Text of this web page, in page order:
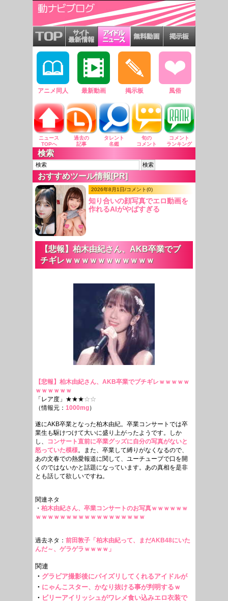
アニメ同人 最新動画 掲示板 風俗
ニュース
TOPへ
過去の
記事
タレント
名鑑
旬の
コメント
コメント
ランキング
検索
おすすめツール情報[PR]
2026年8月1日/コメント(0)
知り合いの顔写真でエロ動画を
作れるAIがやばすぎる
【悲報】柏木由紀さん、AKB卒業でブ
チギレｗｗｗｗｗｗｗｗｗｗｗ
【悲報】柏木由紀さん、AKB卒業でブチギレｗｗｗｗｗ
ｗｗｗｗｗｗ
「レア度」★★★☆☆
（情報元： 1000mg）
遂にAKB卒業となった柏木由紀。卒業コンサートでは卒
業生も駆けつけて大いに盛り上がったようです。しか
し、
コンサート直前に卒業グッズに自分の写真がないと
怒っていた模様。また、卒業して縛りがなくなるので、
あの文春での熱愛報道に関して、ユーチューブで口を開
くのではないかと話題になっています。あの真相を是非
とも話して欲しいですね。
関連ネタ
・ 柏木由紀さん、卒業コンサートのお写真ｗｗｗｗｗｗ
ｗｗｗｗｗｗｗｗｗｗｗｗｗｗｗｗｗｗ
過去ネタ： 前田敦子「柏木由紀って、まだAKB48にいた
んだ～、ゲラゲラｗｗｗｗ」